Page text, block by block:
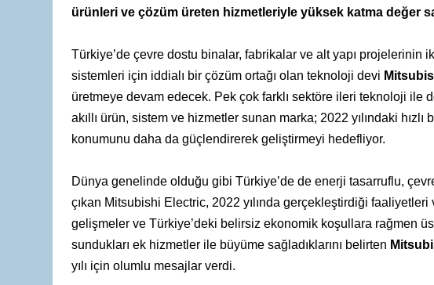
ürünleri ve çözüm üreten hizmetleriyle yüksek katma değer
Türkiye’de çevre dostu binalar, fabrikalar ve alt yapı
sistemleri için iddialı bir çözüm ortağı olan teknoloji devi
üretmeye devam edecek. Pek çok farklı sektöre ileri teknoloji ile
akıllı ürün, sistem ve hizmetler sunan marka; 2022 yılındaki hızlı
konumunu daha da güçlendirerek geliştirmeyi hedefliyor.
Dünya genelinde olduğu gibi Türkiye’de de enerji tasarruflu,
çıkan Mitsubishi Electric, 2022 yılında gerçekleştirdiği
gelişmeler ve Türkiye’deki belirsiz ekonomik koşullara rağmen
sundukları ek hizmetler ile büyüme sağladıklarını belirten
yılı için olumlu mesajlar verdi.